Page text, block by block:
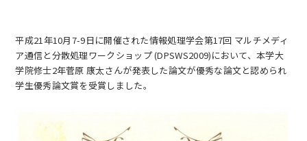
図書館
受験生向け情報
平成21年10月7-9日に開催された情報処理学会第17回 マルチメディ
ア通信と分散処理ワークショップ (DPSWS2009)において、本学大
学院修士2年菅原 康太さんが発表した論文が優秀な論文と認められ
学生優秀論文賞を受賞しました。